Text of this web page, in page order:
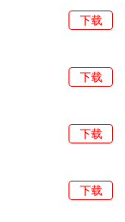
下载
下载
下载
下载